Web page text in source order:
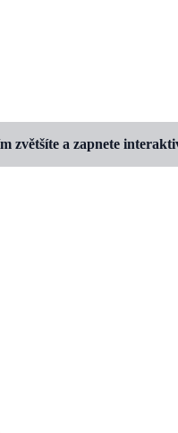
zvětšíte a zapnete